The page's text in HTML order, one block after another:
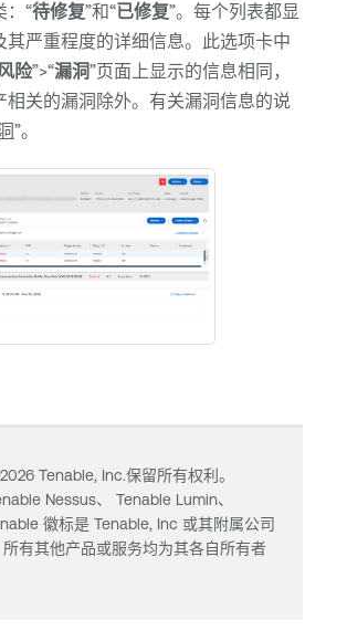
：“待修复”和“已修复”。每个列表都显
其严重程度的详细信息。此选项卡中
险”>“漏洞”页面上显示的信息相同，
相关的漏洞除外。有关漏洞信息的说
”。
2026Tenable, Inc.保留所有权利。
Nessus、 Tenable Lumin、
徽标是 Tenable, Inc 或其附属公司
有其他产品或服务均为其各自所有者